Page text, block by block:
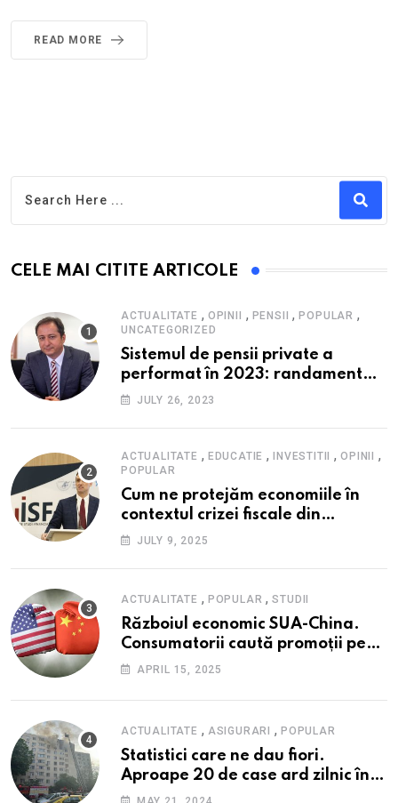
READ MORE
CELE MAI CITITE ARTICOLE
ACTUALITATE , OPINII , PENSII ,POPULAR ,
UNCATEGORIZED
Sistemul de pensii private a
performat în 2023: randament
peste inflație, active și plăți la
cadrul ofertei Hidroelectrica,
reziliența la crize
JULY 26, 2023
ACTUALITATE , EDUCATIE ,INVESTITII ,OPINII ,
POPULAR
Cum ne protejăm economiile în
contextul crizei fiscale din
România- Valentin Ionescu,
Financiare (ISF)
JULY 9, 2025
ACTUALITATE , POPULAR ,STUDII
Războiul economic SUA-China.
Consumatorii caută promoții pe
fondul scumpirilor, mai ales la
APRIL 15, 2025
ACTUALITATE , ASIGURARI ,POPULAR
Statistici care ne dau fiori.
Aproape 20 de case ard zilnic în
România, iar pagubele au